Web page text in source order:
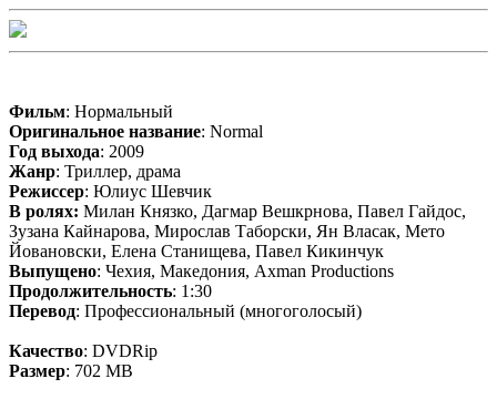
Фильм: Нормальный
Оригинальное название: Normal
Год выхода: 2009
Жанр: Триллер, драма
Режиссер: Юлиус Шевчик
В ролях: Милан Князко, Дагмар Вешкрнова, Павел Гайдос,
Зузана Кайнарова, Мирослав Таборски, Ян Власак, Мето
Йовановски, Елена Станищева, Павел Кикинчук
Выпущено: Чехия, Македония, Axman Productions
Продолжительность: 1:30
Перевод: Профессиональный (многоголосый)
Качество: DVDRip
Размер: 702 MB